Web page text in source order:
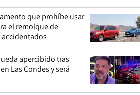
que prohíbe usar
el remolque de
apercibido tras
Las Condes y será